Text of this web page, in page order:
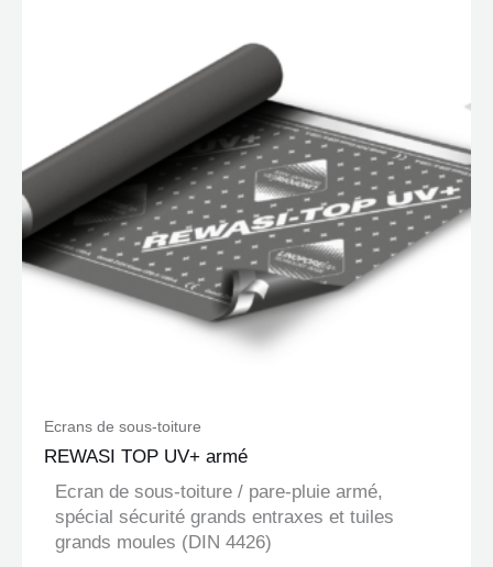
Ecrans de sous-toiture
REWASI TOP UV+ armé
Ecran de sous-toiture / pare-pluie armé,
spécial sécurité grands entraxes et tuiles
grands moules (DIN 4426)